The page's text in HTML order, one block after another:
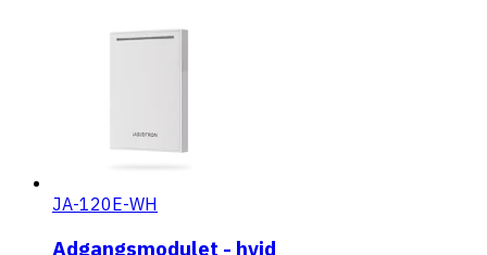
JA-120E-WH
Adgangsmodulet - hvid